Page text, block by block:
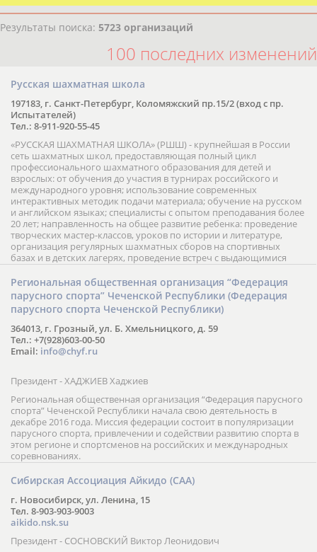
Результаты поиска: 5723 организаций
100 последних изменений
Русская шахматная школа
197183, г. Санкт-Петербург, Коломяжский пр.15/2 (вход с пр.
Испытателей)
Тел.: 8-911-920-55-45
«РУССКАЯ ШАХМАТНАЯ ШКОЛА» (РШШ) - крупнейшая в России
сеть шахматных школ, предоставляющая полный цикл
профессионального шахматного образования для детей и
взрослых: от обучения до участия в турнирах российского и
международного уровня; использование современных
интерактивных методик подачи материала; обучение на русском
и английском языках; специалисты с опытом преподавания более
20 лет; направленность на общее развитие ребенка: проведение
творческих мастер-классов, уроков по истории и литературе,
организация регулярных шахматных сборов на спортивных
базах и в детских лагерях, проведение встреч с выдающимися
шахматистами; корпоративное обучение; онлайн обучение в
форме вебинаров и индивидуальных занятий, круглые столы
российских и международных тренеров, организация фестивалей;
онлайн трансляция мероприятий и турниров.
Региональная общественная организация “Федерация
парусного спорта” Чеченской Республики (Федерация
парусного спорта Чеченской Республики)
364013, г. Грозный, ул. Б. Хмельницкого, д. 59
Тел.: +7(928)603-00-50
Email: info@chyf.ru
Президент - ХАДЖИЕВ Хаджиев
Региональная общественная организация “Федерация парусного
спорта” Чеченской Республики начала свою деятельность в
декабре 2016 года. Миссия федерации состоит в популяризации
парусного спорта, привлечении и содействии развитию спорта в
этом регионе и спортсменов на российских и международных
соревнованиях.
Сибирская Ассоциация Айкидо (САА)
г. Новосибирск, ул. Ленина, 15
Тел. 8-903-903-9003
aikido.nsk.su
Президент - СОСНОВСКИЙ Виктор Леонидович